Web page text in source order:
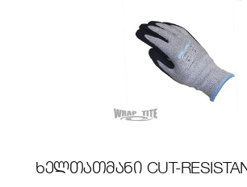
ᲮᲔᲚᲗᲐᲗᲛᲐᲜᲘ CUT-